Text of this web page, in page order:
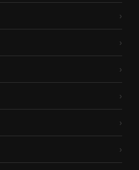
›
›
›
›
›
›